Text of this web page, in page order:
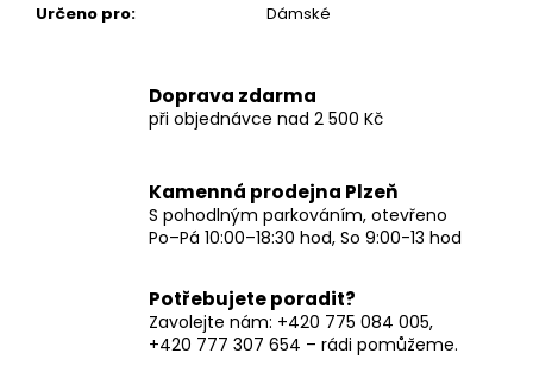
Určeno pro: Dámské
Doprava zdarma
při objednávce nad 2 500 Kč
Kamenná prodejna Plzeň
S pohodlným parkováním, otevřeno
Po–Pá 10:00–18:30 hod, So 9:00-13 hod
Potřebujete poradit?
Zavolejte nám: +420 775 084 005,
+420 777 307 654 – rádi pomůžeme.